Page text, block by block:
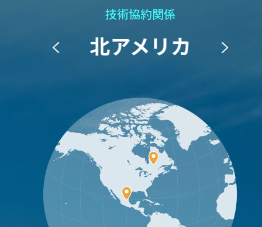
技術協約関係
北アメリカ